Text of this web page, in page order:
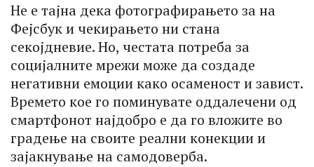
Не е тајна дека фотографирањето за на
Фејсбук и чекирањето ни стана
секојдневие. Но, честата потреба за
социјалните мрежи може да создаде
негативни емоции како осаменост и завист.
Времето кое го поминувате оддалечени од
смартфонот најдобро е да го вложите во
градење на своите реални конекции и
зајакнување на самодоверба.